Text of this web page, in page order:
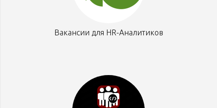
Вакансии для HR-Аналитиков